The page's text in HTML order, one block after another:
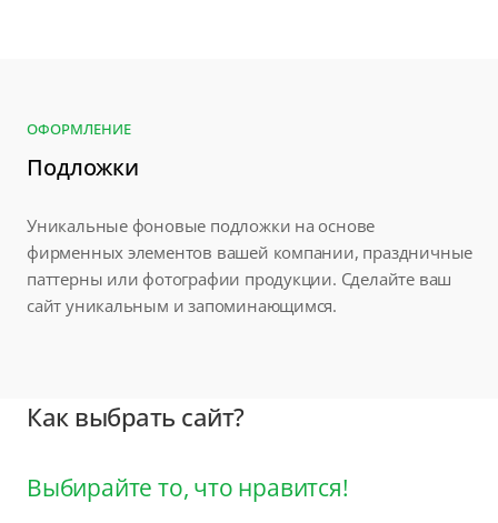
ОФОРМЛЕНИЕ
Подложки
Уникальные фоновые подложки на основе
фирменных элементов вашей компании, праздничные
паттерны или фотографии продукции. Сделайте ваш
сайт уникальным и запоминающимся.
Как выбрать сайт?
Выбирайте то, что нравится!